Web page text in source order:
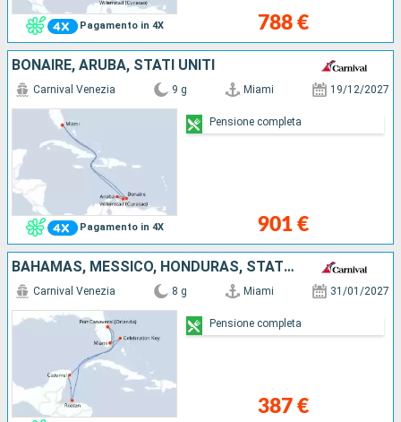
Pagamento in 4X 788 €
BONAIRE, ARUBA, STATI UNITI
Pagamento in 4X
Carnival Venezia 9 g Miami 19/12/2027
901 €
Pensione completa
BAHAMAS, MESSICO, HONDURAS, STATI UNITI
Carnival Venezia 8 g Miami 31/01/2027
387 €
Pensione completa